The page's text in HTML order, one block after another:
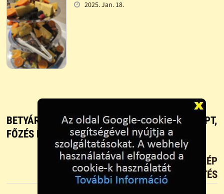
2025. Jan. 18.
BETYÁROS TÖLTÖTT SZELET, RIZI - BIZI - RECEPT,
FŐZÉS ÉS SÜTÉS
TETSZIK?TÖLTS FEL FOTÓT TE IS!
ÚJ KÉP
FELTÖLTÉS